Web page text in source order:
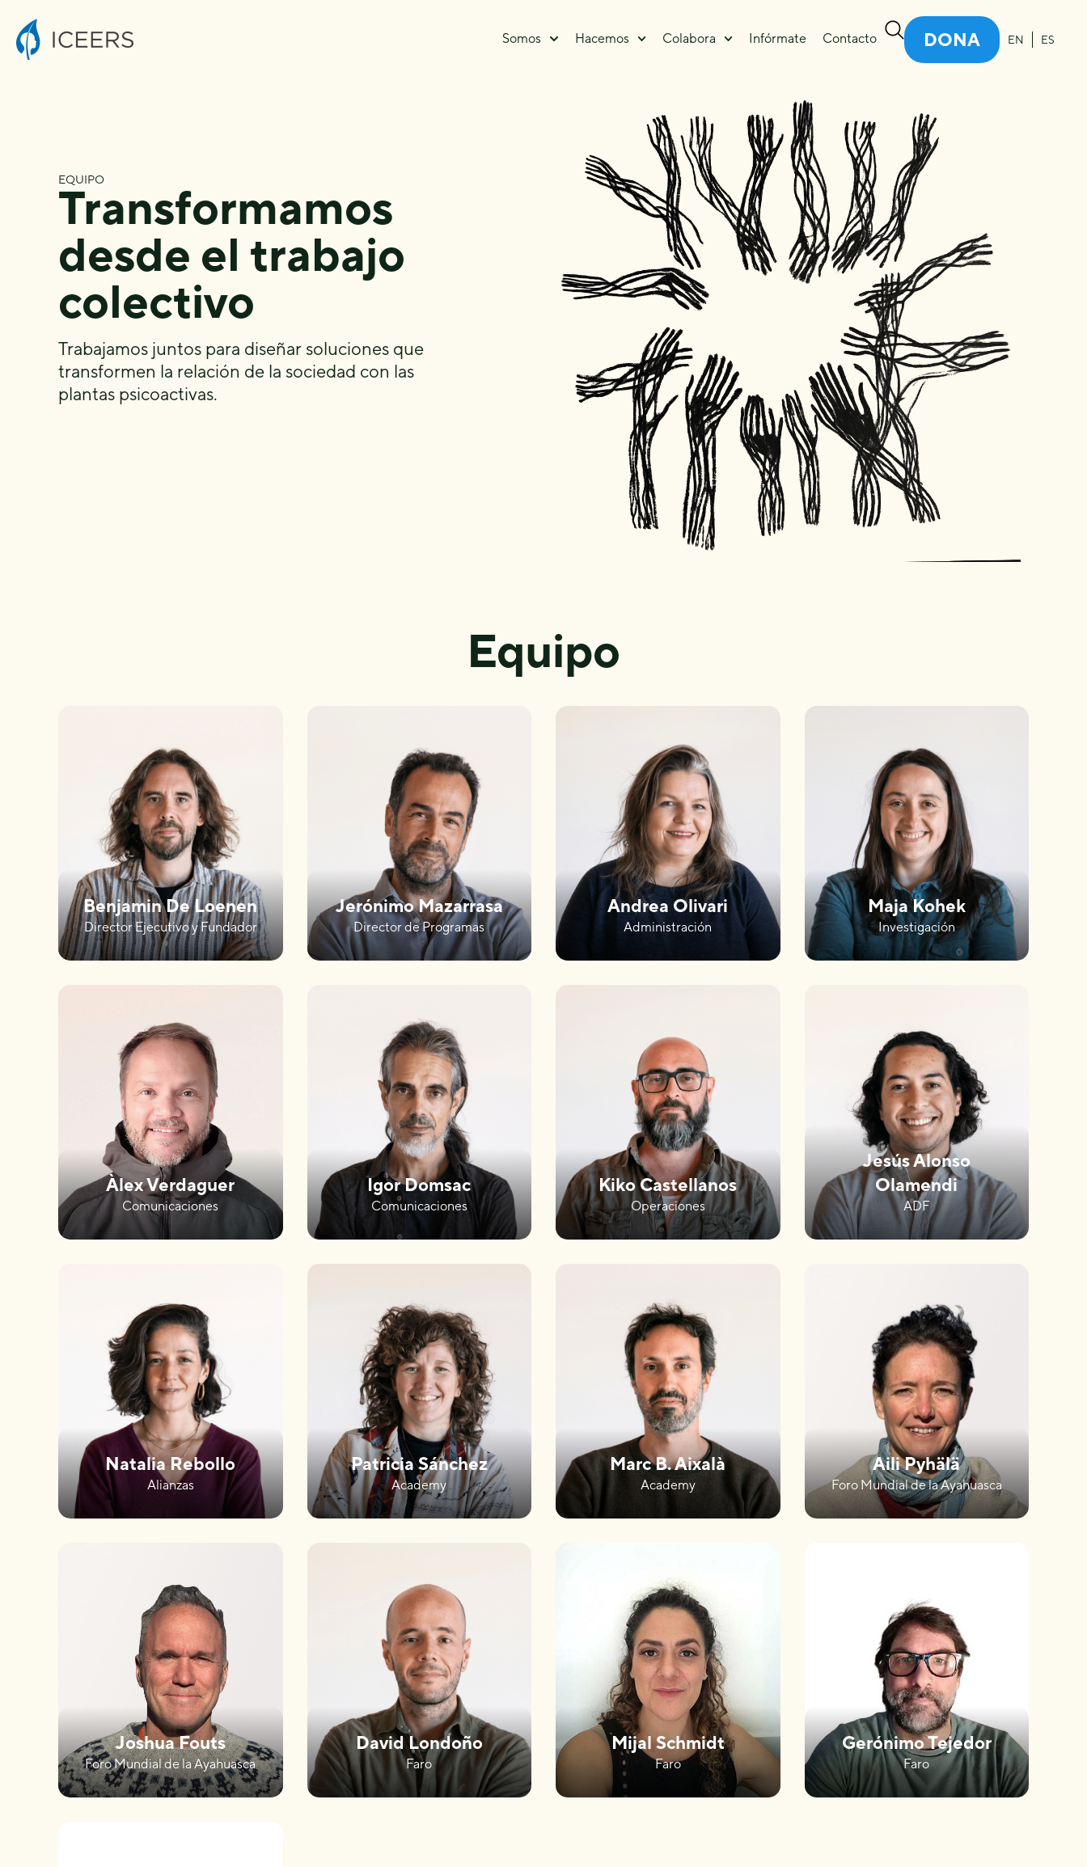
Somos Hacemos Colabora Infórmate Contacto DONA EN ES
EQUIPO
Transformamos
desde el trabajo
colectivo
Trabajamos juntos para diseñar soluciones que
transformen la relación de la sociedad con las
plantas psicoactivas.
Equipo
Benjamin De Loenen
Director Ejecutivo y Fundador
Jerónimo Mazarrasa
Director de Programas
Andrea Olivari
Administración
Maja Kohek
Investigación
Àlex Verdaguer
Comunicaciones
Igor Domsac
Comunicaciones
Kiko Castellanos
Operaciones
Jesús Alonso
Olamendi
ADF
Natalia Rebollo
Alianzas
Patricia Sánchez
Academy
Marc B. Aixalà
Academy
Aili Pyhälä
Foro Mundial de la Ayahuasca
Joshua Fouts
Foro Mundial de la Ayahuasca
David Londoño
Faro
Mijal Schmidt
Faro
Gerónimo Tejedor
Faro